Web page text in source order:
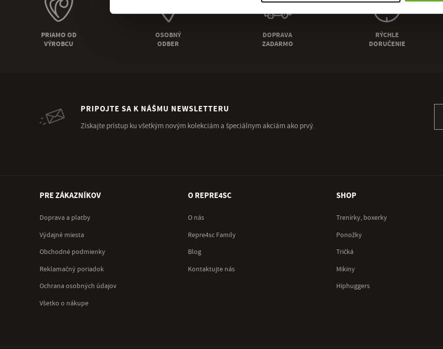
PRIAMO OD
VÝROBCU
OSOBNÝ
ODBER
DOPRAVA
ZADARMO
RÝCHLE
DORUČENIE
PRIPOJTE SA K NÁŠMU NEWSLETTERU
Získajte prístup ku všetkým novým kolekciám a špeciálnym akciám ako prvý.
PRE ZÁKAZNÍKOV
Doprava a platby
Výdajné miesta
Obchodné podmienky
Reklamačný poriadok
Ochrana osobných údajov
Všetko o nákupe
O REPRE4SC
O nás
Repre4sc Family
Blog
Kontaktujte nás
SHOP
Trenírky, boxerky
Ponožky
Tričká
Mikiny
Hiphuggers